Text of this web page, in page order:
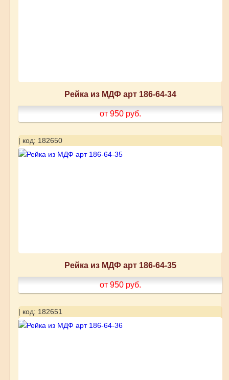
Рейка из МДФ арт 186-64-34
от 950 руб.
| код: 182650
Рейка из МДФ арт 186-64-35
от 950 руб.
| код: 182651